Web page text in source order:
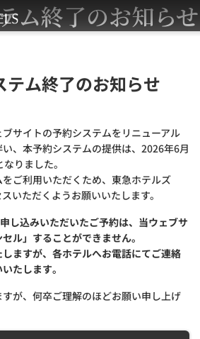
ム終了のお知らせ
テム終了のお知らせ
サイトの予約システムをリニューアル
、本予約システムの提供は、2026年6月
りました。
ご利用いただくため、東急ホテルズ
いただくようお願いいたします。
し込みいただいたご予約は、当ウェブサ
ル」することができません。
ますが、各ホテルへお電話にてご連絡
たします。
が、何卒ご理解のほどお願い申し上げ